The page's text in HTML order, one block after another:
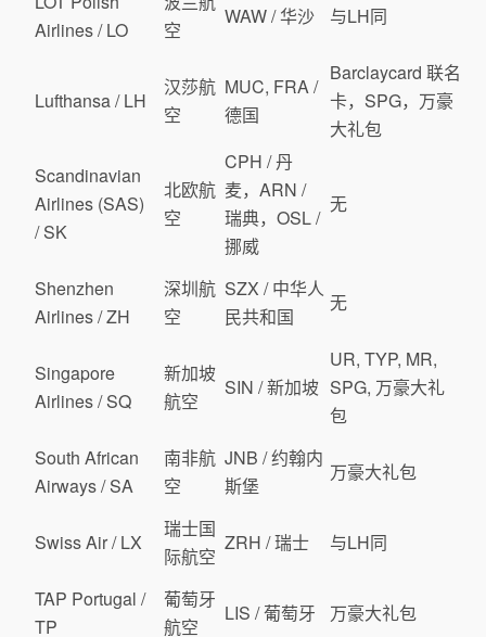
Airlines / LO
空
WAW / 华沙 与LH同
Lufthansa / LH
汉莎航
空
MUC, FRA /
德国
Barclaycard 联名
卡，SPG，万豪
大礼包
Scandinavian
Airlines (SAS)
/ SK
北欧航
空
CPH / 丹
麦，ARN /
瑞典，OSL /
挪威
无
Shenzhen
Airlines / ZH
深圳航
空
SZX / 中华人
民共和国
无
Singapore
Airlines / SQ
新加坡
航空
SIN / 新加坡
UR, TYP, MR,
SPG, 万豪大礼
包
South African
Airways / SA
南非航
空
JNB / 约翰内
斯堡
万豪大礼包
Swiss Air / LX
瑞士国
际航空
ZRH / 瑞士 与LH同
TAP Portugal /
TP
葡萄牙
航空
LIS / 葡萄牙 万豪大礼包